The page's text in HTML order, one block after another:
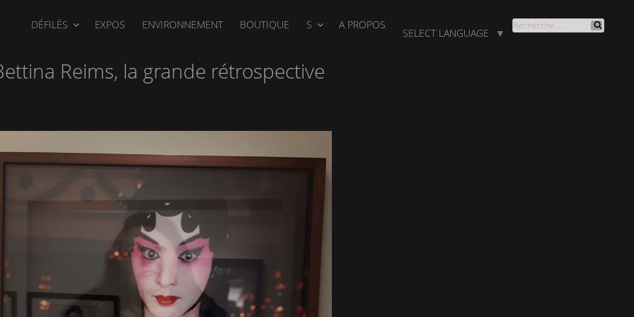
DÉFILÉS EXPOS ENVIRONNEMENT BOUTIQUE S A PROPOS
SELECT LANGUAGE ▼
RECHERCHE
Recherche
Reims, la grande rétrospective